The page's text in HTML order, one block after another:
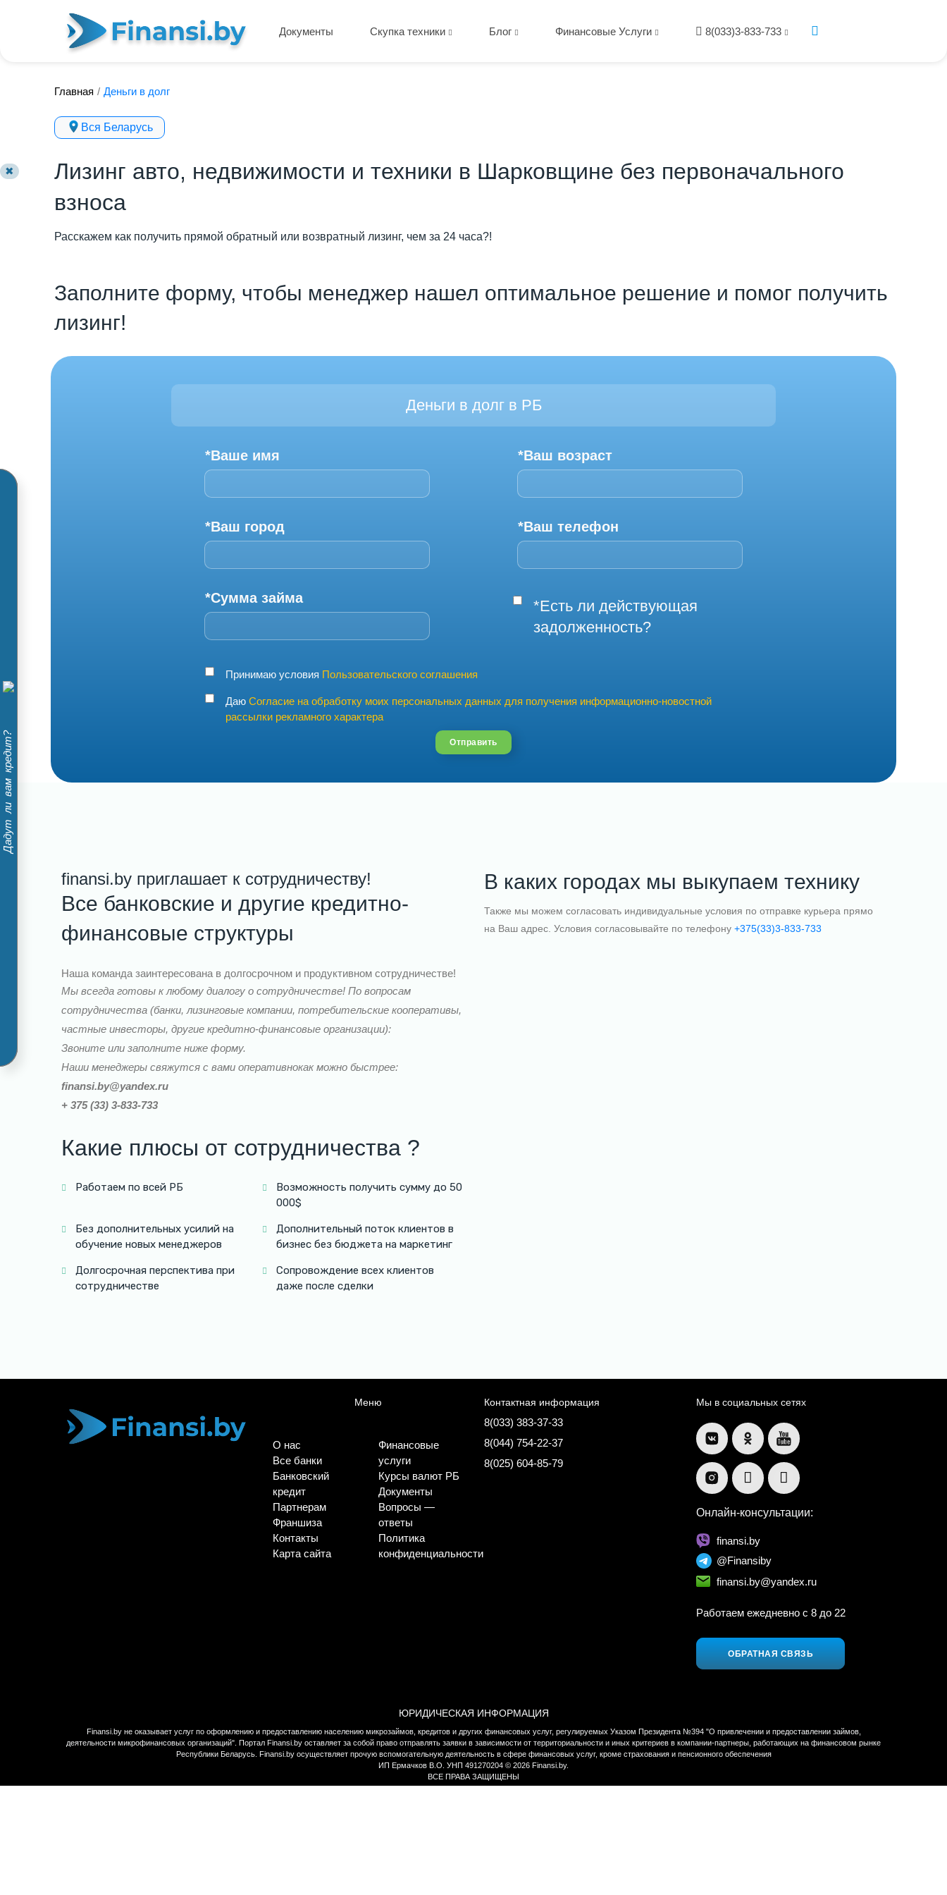
Документы Скупка техники Блог Финансовые Услуги 8(033)3-833-733
✖
Дадут ли вам кредит?
Главная / Деньги в долг
Вся Беларусь
Лизинг авто, недвижимости и техники в Шарковщине без первоначального
взноса
Расскажем как получить прямой обратный или возвратный лизинг, чем за 24 часа?!
Заполните форму, чтобы менеджер нашел оптимальное решение и помог получить
лизинг!
Деньги в долг в РБ
*Ваше имя *Ваш возраст
*Ваш город *Ваш телефон
*Сумма займа
*Есть ли действующая
задолженность?
Принимаю условия Пользовательского соглашения
Даю Согласие на обработку моих персональных данных для получения информационно-новостной
рассылки рекламного характера
Отправить
finansi.by приглашает к сотрудничеству!
Все банковские и другие кредитно-
финансовые структуры
Наша команда заинтересована в долгосрочном и продуктивном сотрудничестве!
Мы всегда готовы к любому диалогу о сотрудничестве! По вопросам
сотрудничества (банки, лизинговые компании, потребительские кооперативы,
частные инвесторы, другие кредитно-финансовые организации):
Звоните или заполните ниже форму.
Наши менеджеры свяжутся с вами оперативнокак можно быстрее:
finansi.by@yandex.ru
+ 375 (33) 3-833-733
Какие плюсы от сотрудничества ?
Работаем по всей РБ
Возможность получить сумму до 50
000$
Без дополнительных усилий на
обучение новых менеджеров
Дополнительный поток клиентов в
бизнес без бюджета на маркетинг
Долгосрочная перспектива при
сотрудничестве
Сопровождение всех клиентов
даже после сделки
В каких городах мы выкупаем технику
Также мы можем согласовать индивидуальные условия по отправке курьера прямо
на Ваш адрес. Условия согласовывайте по телефону +375(33)3-833-733
Меню
О нас
Все банки
Банковский
кредит
Партнерам
Франшиза
Контакты
Карта сайта
Финансовые
услуги
Курсы валют РБ
Документы
Вопросы —
ответы
Политика
конфиденциальности
Контактная информация
8(033) 383-37-33
8(044) 754-22-37
8(025) 604-85-79
Мы в социальных сетях
Онлайн-консультации:
finansi.by
@Finansiby
finansi.by@yandex.ru
Работаем ежедневно c 8 до 22
ОБРАТНАЯ СВЯЗЬ
ЮРИДИЧЕСКАЯ ИНФОРМАЦИЯ
Finansi.by не оказывает услуг по оформлению и предоставлению населению микрозаймов, кредитов и других финансовых услуг, регулируемых Указом Президента №394 "О привлечении и предоставлении займов,
деятельности микрофинансовых организаций". Портал Finansi.by оставляет за собой право отправлять заявки в зависимости от территориальности и иных критериев в компании-партнеры, работающих на финансовом рынке
Республики Беларусь. Finansi.by осуществляет прочую вспомогательную деятельность в сфере финансовых услуг, кроме страхования и пенсионного обеспечения
ИП Ермачков В.О. УНП 491270204 © 2026 Finansi.by.
ВСЕ ПРАВА ЗАЩИЩЕНЫ